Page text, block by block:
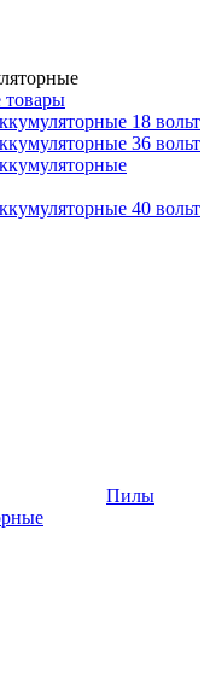
товары
18 вольт
36 вольт
40 вольт
Пилы